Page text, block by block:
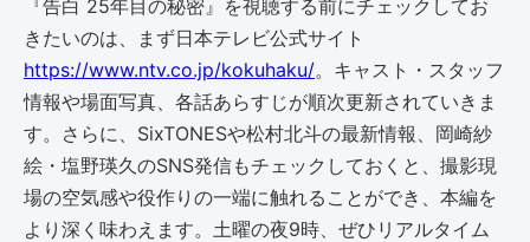
『告白 25年目の秘密』を視聴する前にチェックしてお
きたいのは、まず日本テレビ公式サイト
https://www.ntv.co.jp/kokuhaku/。キャスト・スタッフ
情報や場面写真、各話あらすじが順次更新されていきま
す。さらに、SixTONESや松村北斗の最新情報、岡崎紗
絵・塩野瑛久のSNS発信もチェックしておくと、撮影現
場の空気感や役作りの一端に触れることができ、本編を
より深く味わえます。土曜の夜9時、ぜひリアルタイム